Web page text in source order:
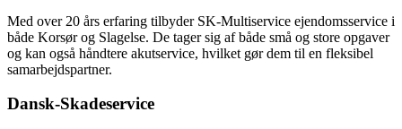
Med over 20 års erfaring tilbyder SK-Multiservice ejendomsservice i
både Korsør og Slagelse. De tager sig af både små og store opgaver
og kan også håndtere akutservice, hvilket gør dem til en fleksibel
samarbejdspartner.
Dansk-Skadeservice